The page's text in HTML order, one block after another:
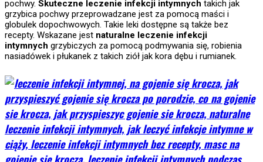
pochwy. Skuteczne leczenie infekcji intymnych takich jak
grzybica pochwy przeprowadzane jest za pomocą maści i
globulek dopochwowych. Takie leki dostępne są także bez
recepty. Wskazane jest naturalne leczenie infekcji
intymnych grzybiczych za pomocą podmywania się, robienia
nasiadówek i płukanek z takich ziół jak kora dębu i rumianek.